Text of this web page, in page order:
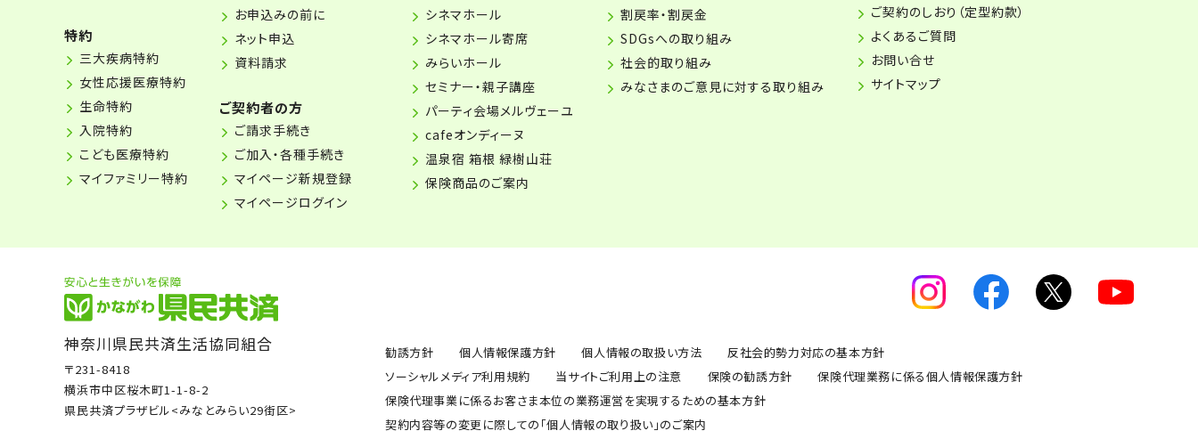
特約
三大疾病特約
女性応援医療特約
生命特約
入院特約
こども医療特約
マイファミリー特約
お申込みの前に
ネット申込
資料請求
ご契約者の方
ご請求手続き
ご加入・各種手続き
マイページ新規登録
マイページログイン
シネマホール
シネマホール寄席
みらいホール
セミナー・親子講座
パーティ会場メルヴェーユ
cafeオンディーヌ
温泉宿 箱根 緑樹山荘
保険商品のご案内
割戻率・割戻金
SDGsへの取り組み
社会的取り組み
みなさまのご意見に対する取り組み
ご契約のしおり（定型約款）
よくあるご質問
お問い合せ
サイトマップ
勧誘方針 個人情報保護方針 個人情報の取扱い方法
反社会的勢力対応の基本方針
ソーシャルメディア利用規約
当サイトご利用上の注意 保険の勧誘方針
保険代理業務に係る個人情報保護方針
保険代理事業に係るお客さま本位の業務運営を実現するための基本方針
契約内容等の変更に際しての「個人情報の取り扱い」のご案内
神奈川県民共済生活協同組合
〒231-8418
横浜市中区桜木町1-1-8-2
県民共済プラザビル<みなとみらい29街区>